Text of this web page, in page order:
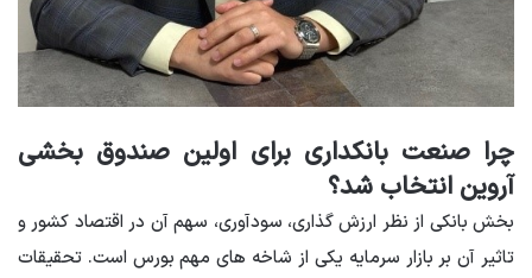
چرا صنعت بانکداری برای اولین صندوق بخشی
آروین انتخاب شد؟
بخش بانکی از نظر ارزش گذاری، سودآوری، سهم آن در اقتصاد کشور و
تاثیر آن بر بازار سرمایه یکی از شاخه های مهم بورس است. تحقیقات